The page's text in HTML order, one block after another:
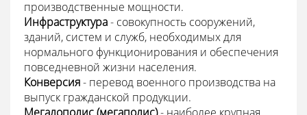
производственные мощности.
Инфраструктура- совокупность сооружений,
зданий, систем и служб, необходимых для
нормального функционирования и обеспечения
повседневной жизни населения.
Конверсия- перевод военного производства на
выпуск гражданской продукции.